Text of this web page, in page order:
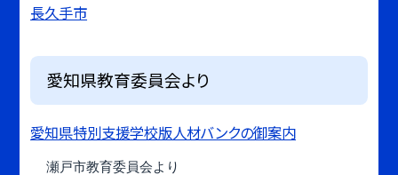
長久手市
愛知県教育委員会より
愛知県特別支援学校版人材バンクの御案内
瀬戸市教育委員会より